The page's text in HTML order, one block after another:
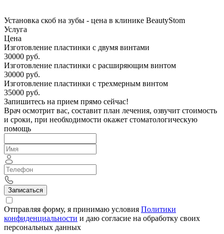
Установка скоб на зубы - цена в клинике BeautyStom
Услуга
Цена
Изготовление пластинки с двумя винтами
30000 руб.
Изготовление пластинки с расширяющим винтом
30000 руб.
Изготовление пластинки с трехмерным винтом
35000 руб.
Запишитесь на прием прямо сейчас!
Врач осмотрит вас, составит план лечения, озвучит стоимость
и сроки, при необходимости окажет стоматологическую
помощь
Записаться
Отправляя форму, я принимаю условия Политики
конфиденциальности и даю согласие на обработку своих
персональных данных